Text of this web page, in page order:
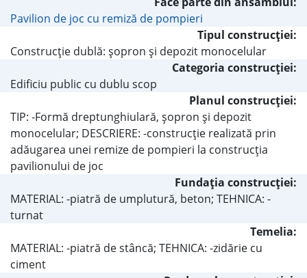
Pavilion de joc cu remiză de pompieri
Tipul construcţiei:
Construcţie dublă: şopron şi depozit monocelular
Categoria construcţiei:
Edificiu public cu dublu scop
Planul construcţiei:
TIP: -Formă dreptunghiulară, şopron şi depozit
monocelular; DESCRIERE: -construcţie realizată prin
adăugarea unei remize de pompieri la construcţia
pavilionului de joc
Fundaţia construcţiei:
MATERIAL: -piatră de umplutură, beton; TEHNICA: -
turnat
Temelia:
MATERIAL: -piatră de stâncă; TEHNICA: -zidărie cu
ciment